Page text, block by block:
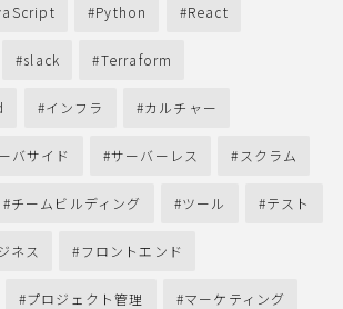
Python React
slack Terraform
インフラ カルチャー
バサイド サーバーレス スクラム
チームビルディング ツール テスト
ネス フロントエンド
プロジェクト管理 マーケティング